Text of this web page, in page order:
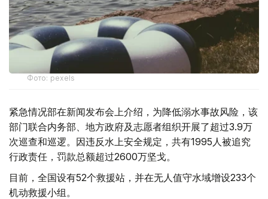
Фото: pexels
紧急情况部在新闻发布会上介绍，为降低溺水事故风险，该
部门联合内务部、地方政府及志愿者组织开展了超过3.9万
次巡查和巡逻。因违反水上安全规定，共有1995人被追究
行政责任，罚款总额超过2600万坚戈。
目前，全国设有52个救援站，并在无人值守水域增设233个
机动救援小组。